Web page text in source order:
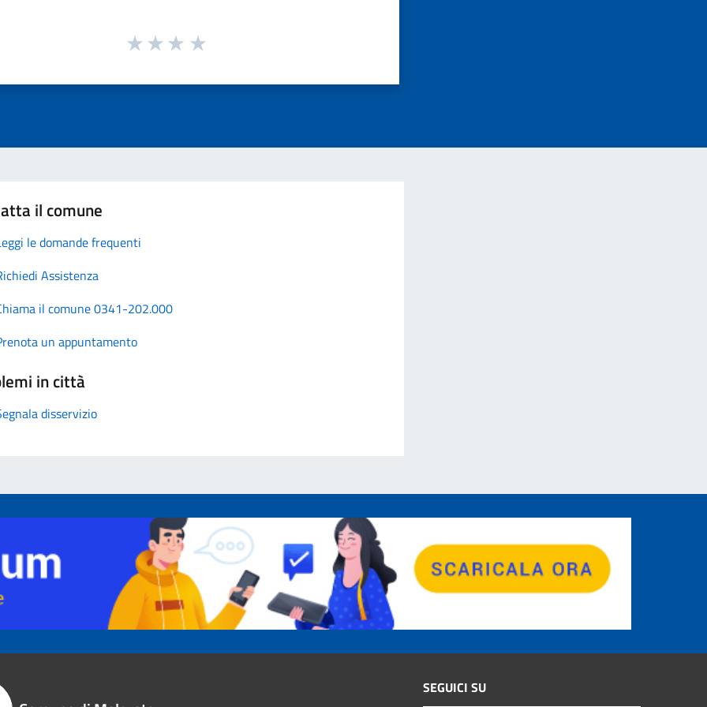
il comune
le domande frequenti
Assistenza
il comune 0341-202.000
un appuntamento
in città
disservizio
SEGUICI SU